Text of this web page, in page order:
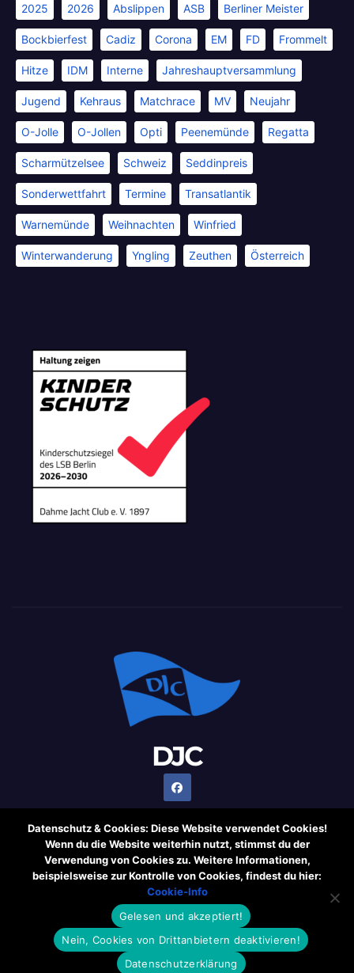
2025 2026 Abslippen ASB Berliner Meister
Bockbierfest Cadiz Corona EM FD Frommelt
Hitze IDM Interne Jahreshauptversammlung
Jugend Kehraus Matchrace MV Neujahr
O-Jolle O-Jollen Opti Peenemünde Regatta
Scharmützelsee Schweiz Seddinpreis
Sonderwettfahrt Termine Transatlantik
Warnemünde Weihnachten Winfried
Winterwanderung Yngling Zeuthen Österreich
DJC
Stolz präsentiert von WordPress|Theme: Newsup von
Themeansar
Cookie-Information Rechtliche HinweiseDatenschutzerklärung
Datenschutz & Cookies: Diese Website verwendet Cookies!
Wenn du die Website weiterhin nutzt, stimmst du der
Verwendung von Cookies zu. Weitere Informationen,
beispielsweise zur Kontrolle von Cookies, findest du hier:
Cookie-Info
Gelesen und akzeptiert!
Nein, Cookies von Drittanbietern deaktivieren!
Datenschutzerklärung